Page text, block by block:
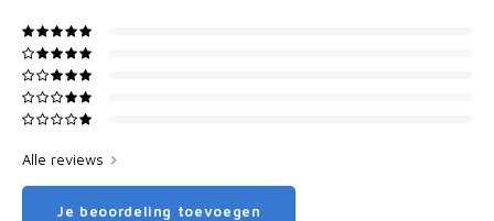
Alle reviews
Je beoordeling toevoegen